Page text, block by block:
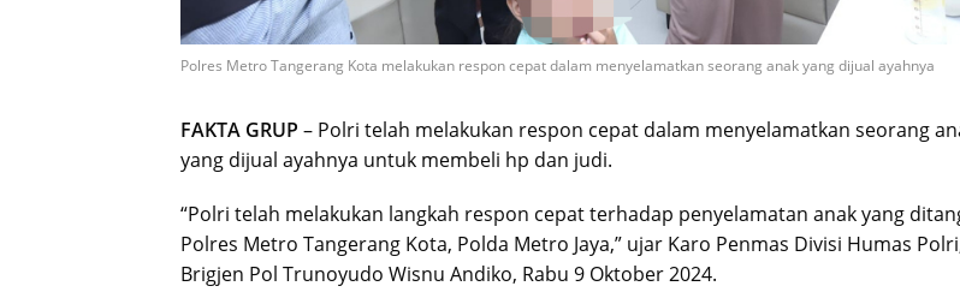
Polres Metro Tangerang Kota melakukan respon cepat dalam menyelamatkan seorang anak yang dijual ayahnya
FAKTA GRUP – Polri telah melakukan respon cepat dalam menyelamatkan seorang
yang dijual ayahnya untuk membeli hp dan judi.
“Polri telah melakukan langkah respon cepat terhadap penyelamatan anak yang
Polres Metro Tangerang Kota, Polda Metro Jaya,” ujar Karo Penmas Divisi Humas
Brigjen Pol Trunoyudo Wisnu Andiko, Rabu 9 Oktober 2024.